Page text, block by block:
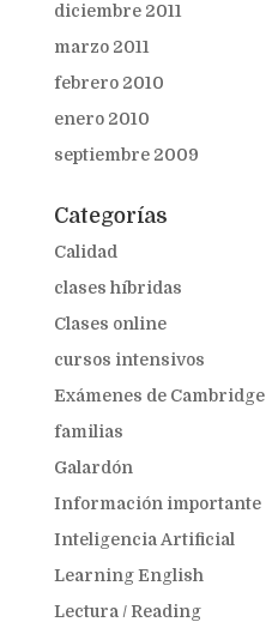
diciembre 2011
marzo 2011
febrero 2010
enero 2010
septiembre 2009
Categorías
Calidad
clases híbridas
Clases online
cursos intensivos
Exámenes de Cambridge
familias
Galardón
Información importante
Inteligencia Artificial
Learning English
Lectura / Reading